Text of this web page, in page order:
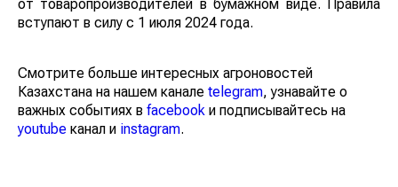
от товаропроизводителей в бумажном виде. Правила
вступают в силу с 1 июля 2024 года.
Смотрите больше интересных агроновостей
Казахстана на нашем канале telegram, узнавайте о
важных событиях в facebook и подписывайтесь на
youtube канал и instagram.